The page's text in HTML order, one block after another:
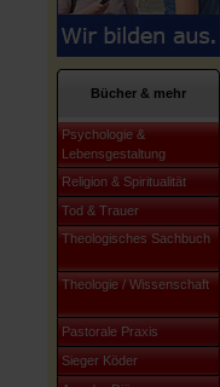
Bücher & mehr
Psychologie &
Lebensgestaltung
Religion & Spiritualität
Tod & Trauer
Theologisches Sachbuch
Theologie / Wissenschaft
Pastorale Praxis
Sieger Köder